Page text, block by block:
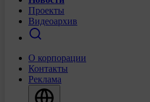
Проекты
Видеоархив
О корпорации
Контакты
Реклама